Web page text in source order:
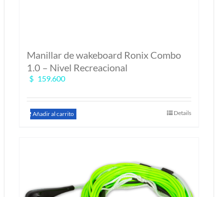
Manillar de wakeboard Ronix Combo
1.0 – Nivel Recreacional
$ 159.600
Añadir al carrito Details